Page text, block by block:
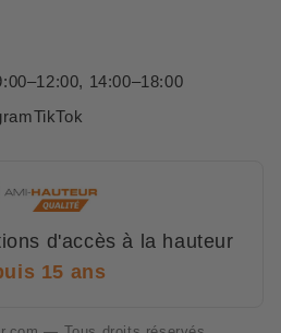
14:00–18:00
TikTok
d'accès à la hauteur
15 ans